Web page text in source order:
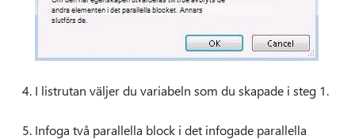
I listrutan väljer du variabeln som du skapade i steg 1.
Infoga två parallella block i det infogade parallella